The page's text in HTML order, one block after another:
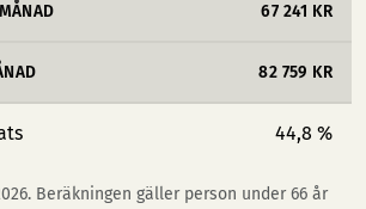
67 241 KR
82 759 KR
44,8 %
Beräkningen gäller person under 66 år